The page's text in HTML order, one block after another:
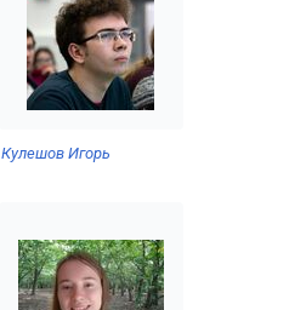
Кулешов Игорь